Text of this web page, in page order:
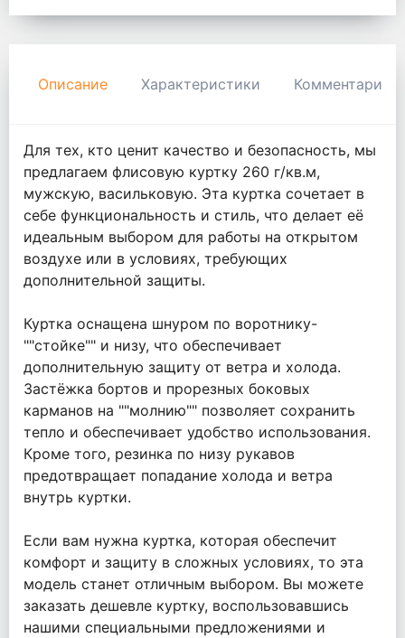
Описание Характеристики Комментарии
Для тех, кто ценит качество и безопасность, мы
предлагаем флисовую куртку 260 г/кв.м,
мужскую, васильковую. Эта куртка сочетает в
себе функциональность и стиль, что делает её
идеальным выбором для работы на открытом
воздухе или в условиях, требующих
дополнительной защиты.
Куртка оснащена шнуром по воротнику-
""стойке"" и низу, что обеспечивает
дополнительную защиту от ветра и холода.
Застёжка бортов и прорезных боковых
карманов на ""молнию"" позволяет сохранить
тепло и обеспечивает удобство использования.
Кроме того, резинка по низу рукавов
предотвращает попадание холода и ветра
внутрь куртки.
Если вам нужна куртка, которая обеспечит
комфорт и защиту в сложных условиях, то эта
модель станет отличным выбором. Вы можете
заказать дешевле куртку, воспользовавшись
нашими специальными предложениями и